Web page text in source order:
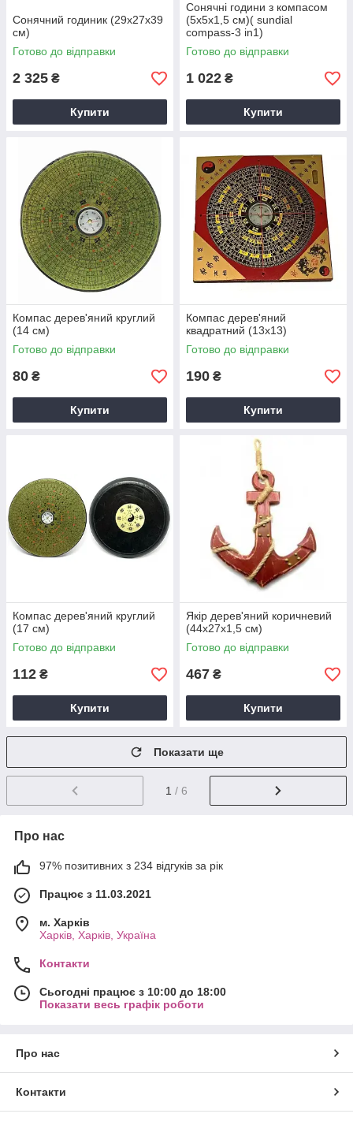
Сонячний годиник (29х27х39
см)
Готово до відправки
2 325 ₴
Купити
Сонячні години з компасом
(5х5х1,5 см)( sundial
compass-3 in1)
Готово до відправки
1 022 ₴
Купити
Компас дерев'яний круглий
(14 см)
Готово до відправки
80 ₴
Купити
Компас дерев'яний
квадратний (13х13)
Готово до відправки
190 ₴
Купити
Компас дерев'яний круглий
(17 см)
Готово до відправки
112 ₴
Купити
Якір дерев'яний коричневий
(44х27х1,5 см)
Готово до відправки
467 ₴
Купити
Показати ще
1 / 6
Про нас
97% позитивних з 234 відгуків за рік
Працює з 11.03.2021
м. Харків
Харків, Харків, Україна
Контакти
Сьогодні працює з 10:00 до 18:00
Показати весь графік роботи
Про нас
Контакти